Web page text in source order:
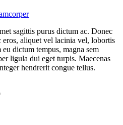
sagittis purus dictum ac. Donec
eros, aliquet vel lacinia vel, lobortis
dictum tempus, magna sem
ligula dui eget turpis. Maecenas
hendrerit congue tellus.